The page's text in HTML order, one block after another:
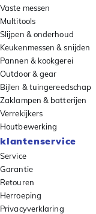
Vaste messen
Multitools
Slijpen & onderhoud
Keukenmessen & snijden
Pannen & kookgerei
Outdoor & gear
Bijlen & tuingereedschap
Zaklampen & batterijen
Verrekijkers
Houtbewerking
klantenservice
Service
Garantie
Retouren
Herroeping
Privacyverklaring